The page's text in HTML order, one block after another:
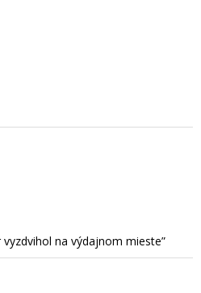
na výdajnom mieste